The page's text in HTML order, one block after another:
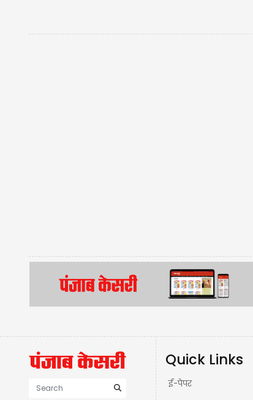
Quick Links
ई-पेपर